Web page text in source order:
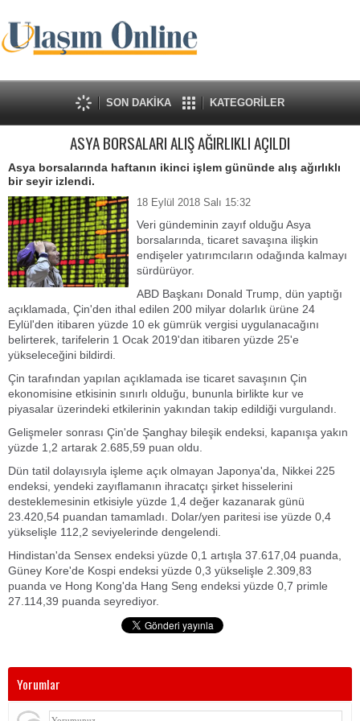
SON DAKİKA KATEGORİLER
ASYA BORSALARI ALIŞ AĞIRLIKLI AÇILDI
Asya borsalarında haftanın ikinci işlem gününde alış ağırlıklı
bir seyir izlendi.
18 Eylül 2018 Salı 15:32
Veri gündeminin zayıf olduğu Asya
borsalarında, ticaret savaşına ilişkin
endişeler yatırımcıların odağında kalmayı
sürdürüyor.
ABD Başkanı Donald Trump, dün yaptığı
açıklamada, Çin'den ithal edilen 200 milyar dolarlık ürüne 24
Eylül'den itibaren yüzde 10 ek gümrük vergisi uygulanacağını
belirterek, tarifelerin 1 Ocak 2019'dan itibaren yüzde 25'e
yükseleceğini bildirdi.
Çin tarafından yapılan açıklamada ise ticaret savaşının Çin
ekonomisine etkisinin sınırlı olduğu, bununla birlikte kur ve
piyasalar üzerindeki etkilerinin yakından takip edildiği vurgulandı.
Gelişmeler sonrası Çin'de Şanghay bileşik endeksi, kapanışa yakın
yüzde 1,2 artarak 2.685,59 puan oldu.
Dün tatil dolayısıyla işleme açık olmayan Japonya'da, Nikkei 225
endeksi, yendeki zayıflamanın ihracatçı şirket hisselerini
desteklemesinin etkisiyle yüzde 1,4 değer kazanarak günü
23.420,54 puandan tamamladı. Dolar/yen paritesi ise yüzde 0,4
yükselişle 112,2 seviyelerinde dengelendi.
Hindistan'da Sensex endeksi yüzde 0,1 artışla 37.617,04 puanda,
Güney Kore'de Kospi endeksi yüzde 0,3 yükselişle 2.309,83
puanda ve Hong Kong'da Hang Seng endeksi yüzde 0,7 primle
27.114,39 puanda seyrediyor.
Yorumlar